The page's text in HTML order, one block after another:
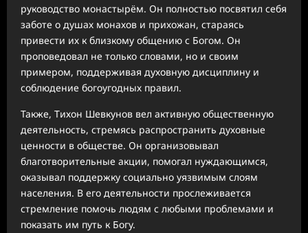
руководство монастырём. Он полностью посвятил себя
заботе о душах монахов и прихожан, стараясь
привести их к близкому общению с Богом. Он
проповедовал не только словами, но и своим
примером, поддерживая духовную дисциплину и
соблюдение богоугодных правил.
Также, Тихон Шевкунов вел активную общественную
деятельность, стремясь распространить духовные
ценности в обществе. Он организовывал
благотворительные акции, помогал нуждающимся,
оказывал поддержку социально уязвимым слоям
населения. В его деятельности прослеживается
стремление помочь людям с любыми проблемами и
показать им путь к Богу.